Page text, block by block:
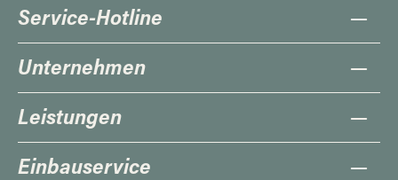
Service-Hotline
Unternehmen
Leistungen
Einbauservice